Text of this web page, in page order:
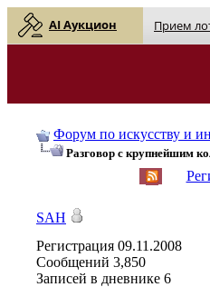
AI Аукцион Прием
Форум по искусству и
Разговор с крупнейшим
SAH
Регистрация 09.11.2008
Сообщений 3,850
Записей в дневнике 6